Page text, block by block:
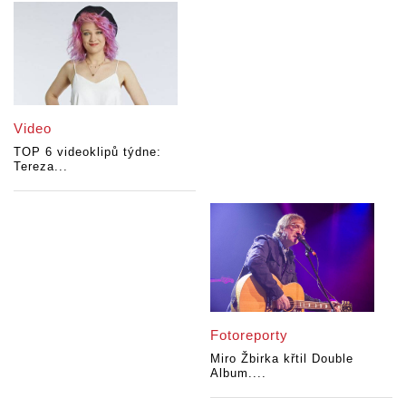
Video
TOP 6 videoklipů týdne:
Tereza...
Fotoreporty
Miro Žbirka křtil Double
Album....